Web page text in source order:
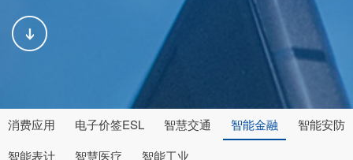
消费应用 电子价签ESL 智慧交通 智能金融
智能安防
智能表计
智慧医疗 智能工业